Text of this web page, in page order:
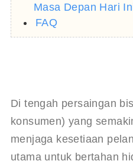
Masa Depan Hari
FAQ
Di tengah persaingan
konsumen) yang
menjaga kesetiaan
utama untuk bertahan